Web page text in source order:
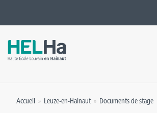
Formation continue et Recherche
Accueil » Leuze-en-Hainaut » Documents de stage